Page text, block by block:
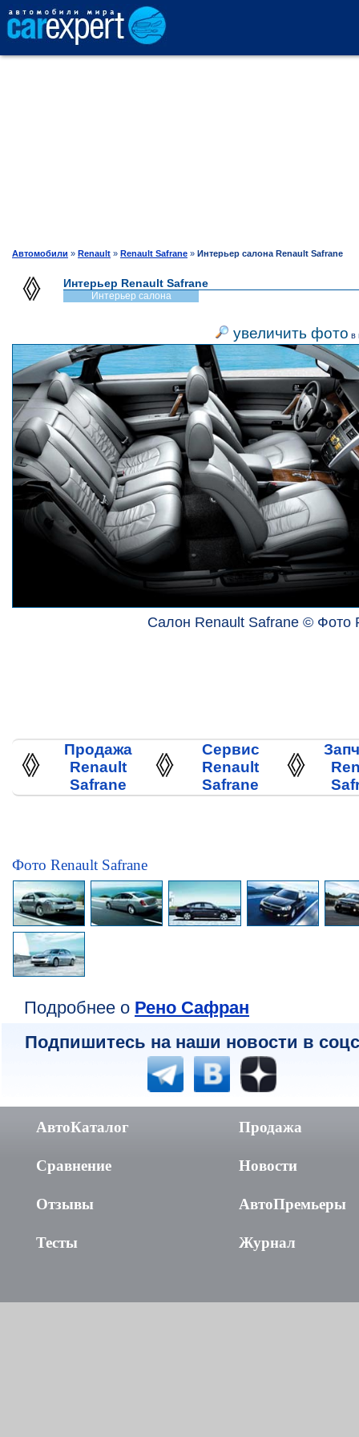
ТЕСТ-ДРАЙВ
ШИНЫ
Автомобили » Renault » Renault Safrane » Интерьер салона Renault Safrane
Интерьер Renault Safrane
Интерьер салона
увеличить фото в
Салон Renault Safrane © Фото
Продажа
Renault
Safrane
Сервис
Renault
Safrane
Фото Renault Safrane
Подробнее о Рено Сафран
Подпишитесь на наши новости в
АвтоКаталог
Сравнение
Отзывы
Тесты
Продажа
Новости
АвтоПремьеры
Журнал